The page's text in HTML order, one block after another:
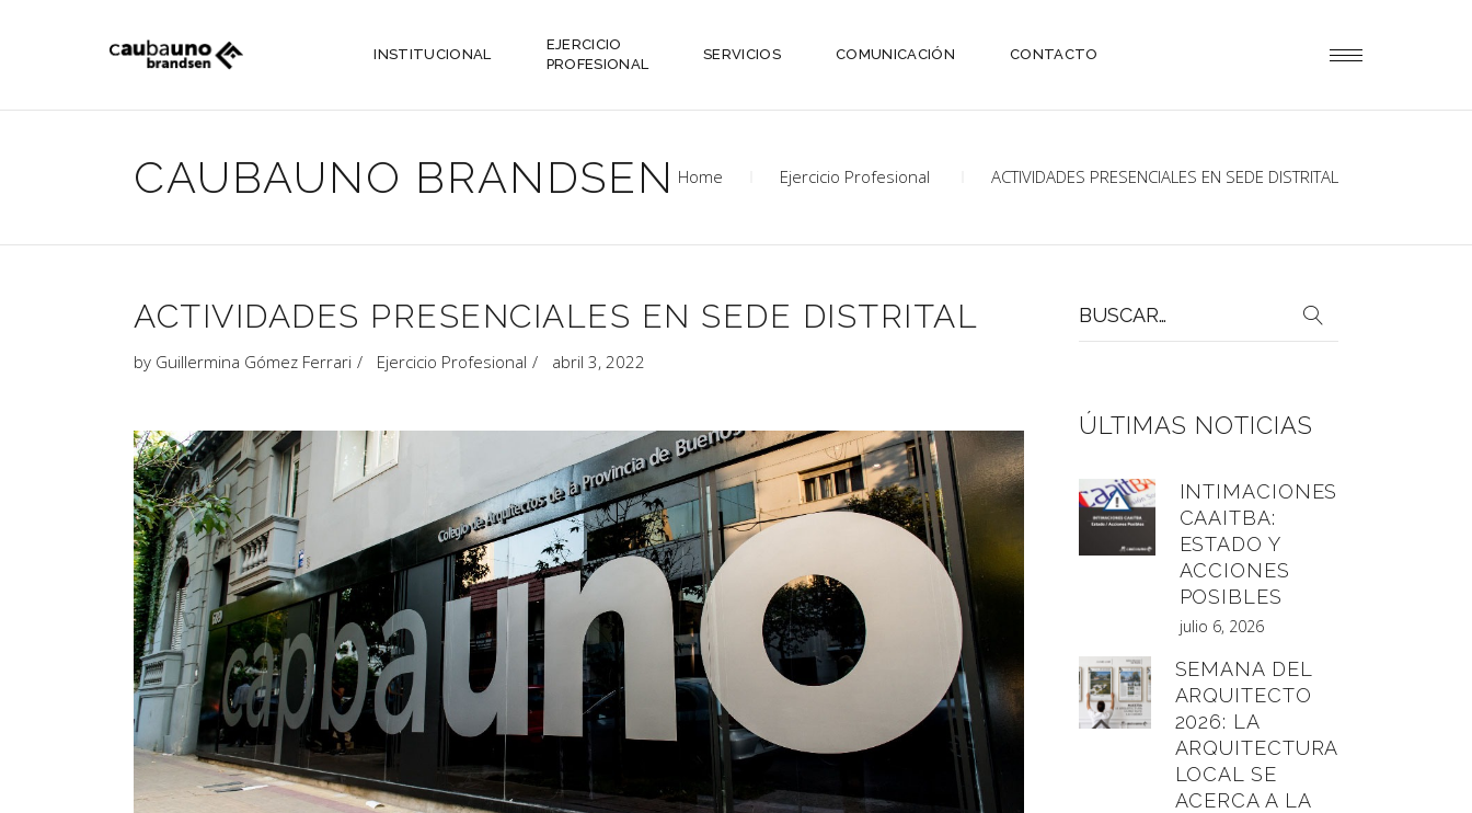
INSTITUCIONAL
EJERCICIO
PROFESIONAL
SERVICIOS COMUNICACIÓN CONTACTO
CAUBAUNO BRANDSEN Home Ejercicio Profesional ACTIVIDADES PRESENCIALES EN SEDE DISTRITAL
ACTIVIDADES PRESENCIALES EN SEDE DISTRITAL
by Guillermina Gómez Ferrari Ejercicio Profesional abril 3, 2022
por:
ÚLTIMAS NOTICIAS
INTIMACIONES
CAAITBA:
ESTADO Y
ACCIONES
POSIBLES
julio 6, 2026
SEMANA DEL
ARQUITECTO
2026: LA
ARQUITECTURA
LOCAL SE
ACERCA A LA